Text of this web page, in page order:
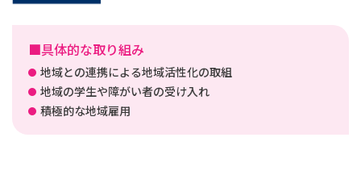
■具体的な取り組み
地域との連携による地域活性化の取組
地域の学生や障がい者の受け入れ
積極的な地域雇用